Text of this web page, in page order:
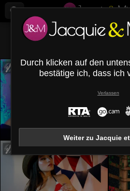
Alle (
NatalyHami
Durch klicken auf den
bestätige ich, dass ich
Verlassen
Weiter zu Jacquie